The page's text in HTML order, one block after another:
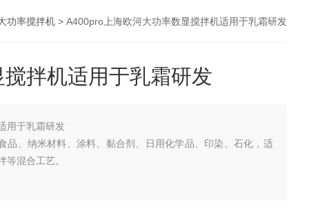
功率搅拌机 > A400pro上海欧河大功率数显搅拌机适用于乳霜研发
拌机适用于乳霜研发
用于乳霜研发
品、纳米材料、涂料、黏合剂、日用化学品、印染、石化，适
混合工艺。